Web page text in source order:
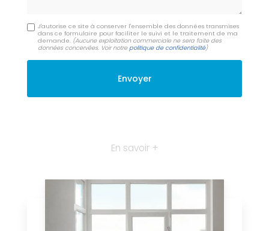
J'autorise ce site à conserver l'ensemble des données transmises
dans ce formulaire pour faciliter le suivi et le traitement de ma
demande. (Aucune exploitation commerciale ne sera faite des
données concervées. Voir notrepolitique de confidentialité)
En savoir +